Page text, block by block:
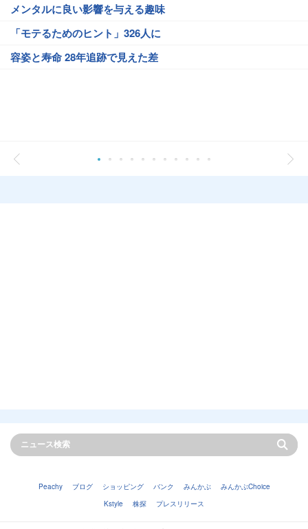
メンタルに良い影響を与える趣味
「モテるためのヒント」326人に
容姿と寿命 28年追跡で見えた差
Peachy ブログ ショッピング バンク みんかぶ
みんかぶChoice
Kstyle
株探 プレスリリース